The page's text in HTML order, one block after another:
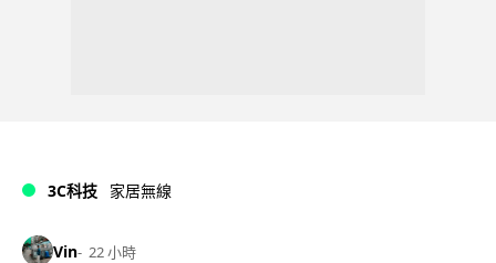
3C科技 家居無線
Vin 22 小時